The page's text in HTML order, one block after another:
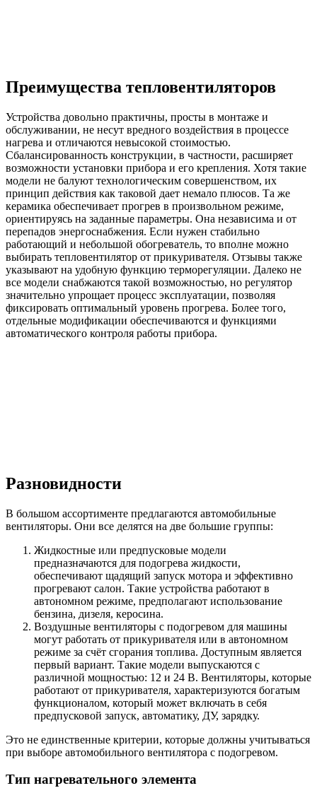
Преимущества тепловентиляторов
Устройства довольно практичны, просты в монтаже и
обслуживании, не несут вредного воздействия в процессе
нагрева и отличаются невысокой стоимостью.
Сбалансированность конструкции, в частности, расширяет
возможности установки прибора и его крепления. Хотя такие
модели не балуют технологическим совершенством, их
принцип действия как таковой дает немало плюсов. Та же
керамика обеспечивает прогрев в произвольном режиме,
ориентируясь на заданные параметры. Она независима и от
перепадов энергоснабжения. Если нужен стабильно
работающий и небольшой обогреватель, то вполне можно
выбирать тепловентилятор от прикуривателя. Отзывы также
указывают на удобную функцию терморегуляции. Далеко не
все модели снабжаются такой возможностью, но регулятор
значительно упрощает процесс эксплуатации, позволяя
фиксировать оптимальный уровень прогрева. Более того,
отдельные модификации обеспечиваются и функциями
автоматического контроля работы прибора.
Разновидности
В большом ассортименте предлагаются автомобильные
вентиляторы. Они все делятся на две большие группы:
Жидкостные или предпусковые модели
предназначаются для подогрева жидкости,
обеспечивают щадящий запуск мотора и эффективно
прогревают салон. Такие устройства работают в
автономном режиме, предполагают использование
бензина, дизеля, керосина.
Воздушные вентиляторы с подогревом для машины
могут работать от прикуривателя или в автономном
режиме за счёт сгорания топлива. Доступным является
первый вариант. Такие модели выпускаются с
различной мощностью: 12 и 24 В. Вентиляторы, которые
работают от прикуривателя, характеризуются богатым
функционалом, который может включать в себя
предпусковой запуск, автоматику, ДУ, зарядку.
Это не единственные критерии, которые должны учитываться
при выборе автомобильного вентилятора с подогревом.
Тип нагревательного элемента